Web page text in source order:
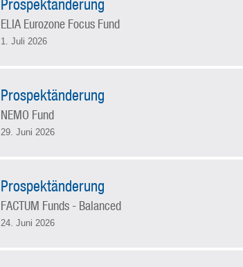
Prospektänderung
ELIA Eurozone Focus Fund
1. Juli 2026
Prospektänderung
NEMO Fund
29. Juni 2026
Prospektänderung
FACTUM Funds - Balanced
24. Juni 2026